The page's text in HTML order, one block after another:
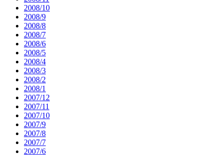
2008/10
2008/9
2008/8
2008/7
2008/6
2008/5
2008/4
2008/3
2008/2
2008/1
2007/12
2007/11
2007/10
2007/9
2007/8
2007/7
2007/6